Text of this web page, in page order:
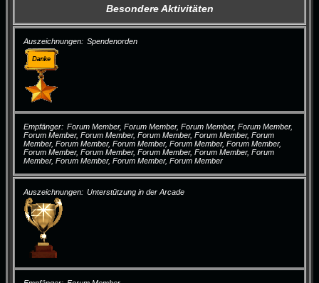
Besondere Aktivitäten
Auszeichnungen Spendenorden
Empfänger
Forum Member, Forum Member, Forum Member, Forum Member,
Forum Member, Forum Member, Forum Member, Forum Member, Forum
Member, Forum Member, Forum Member, Forum Member, Forum Member,
Forum Member, Forum Member, Forum Member, Forum Member, Forum
Member, Forum Member, Forum Member, Forum Member
Auszeichnungen Unterstützung in der Arcade